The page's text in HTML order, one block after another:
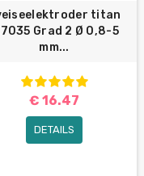
titan
Grad 2 Ø 0,8-5
mm...
€ 16.47
DETAILS